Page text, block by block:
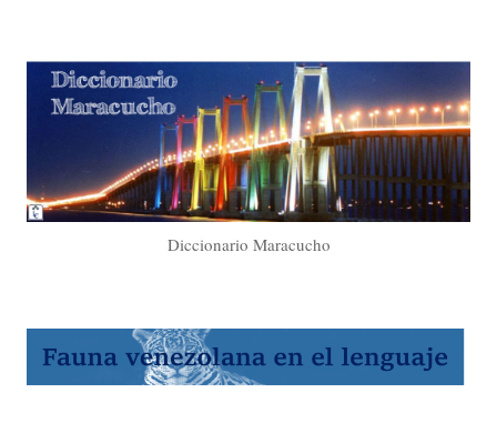
Diccionario Maracucho